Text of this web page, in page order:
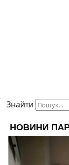
Знайти